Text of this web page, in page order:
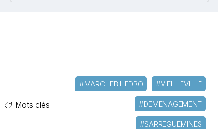
Mots clés
#MARCHEBIHEDBO #VIEILLEVILLE
#DEMENAGEMENT
#SARREGUEMINES